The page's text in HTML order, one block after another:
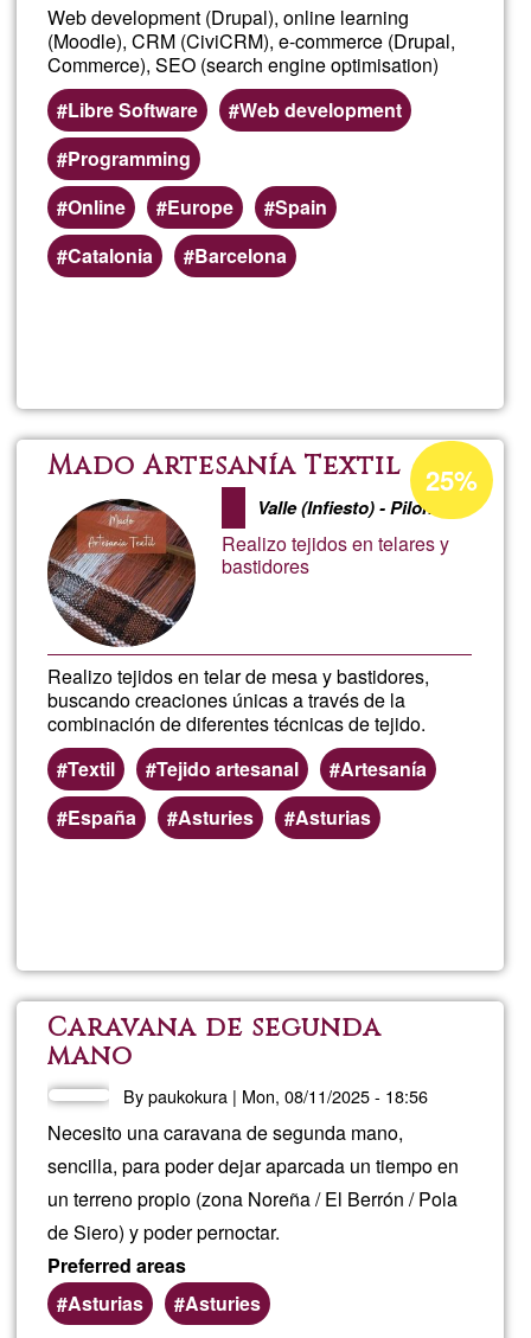
Web development (Drupal), online learning
(Moodle), CRM (CiviCRM), e-commerce (Drupal,
Commerce), SEO (search engine optimisation)
Libre Software
Web development
Programming
Online
Europe
Spain
Catalonia
Barcelona
Mado Artesanía Textil
Valle (Infiesto) - Piloña
Realizo tejidos en telares y
bastidores
Realizo tejidos en telar de mesa y bastidores,
buscando creaciones únicas a través de la
combinación de diferentes técnicas de tejido.
Textil
Tejido artesanal
Artesanía
España
Asturies Asturias
Acceptance
percentage
of
Ğ1
25%
Mado
Caravana de segunda
mano
Bypaukokura | Mon, 08/11/2025 - 18:56
Necesito una caravana de segunda mano,
sencilla, para poder dejar aparcada un tiempo en
un terreno propio (zona Noreña / El Berrón / Pola
de Siero) y poder pernoctar.
Preferred areas
Asturias
Asturies